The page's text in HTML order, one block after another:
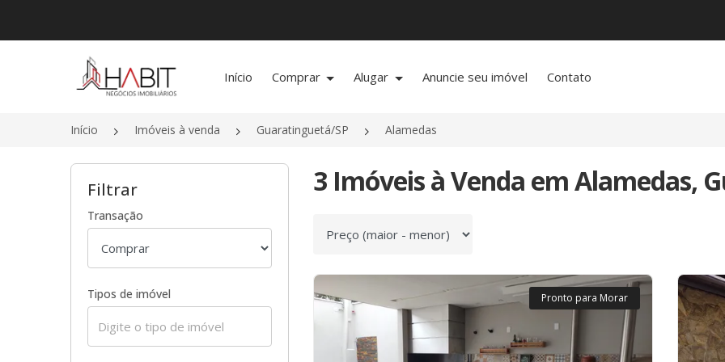
Página inicial
Início Comprar Alugar Anuncie seu imóvel Contato
Início Imóveis à venda Guaratinguetá/SP Alamedas
Filtrar
Transação
Tipos de imóvel
3 Imóveis à Venda em Alamedas,
Ordenar por
Pronto para Morar